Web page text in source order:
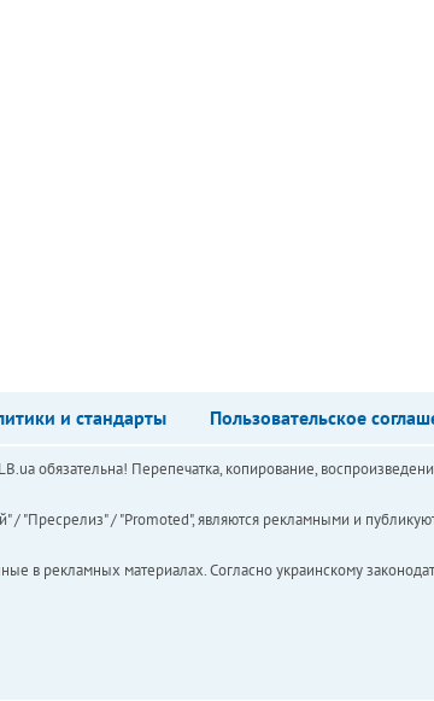
и стандарты Пользовательское
обязательна! Перепечатка, копирование,
/ "Promoted", являются рекламными и
в рекламных материалах. Согласно украинскому